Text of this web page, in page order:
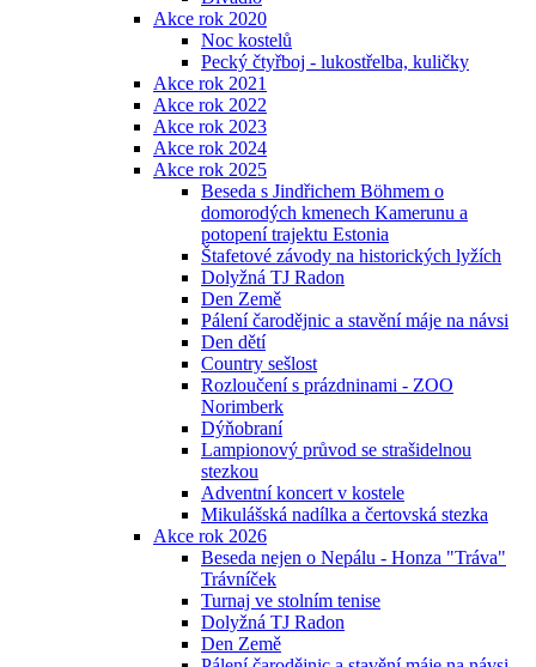
Akce rok 2020
Noc kostelů
Pecký čtyřboj - lukostřelba, kuličky
Akce rok 2021
Akce rok 2022
Akce rok 2023
Akce rok 2024
Akce rok 2025
Beseda s Jindřichem Böhmem o
domorodých kmenech Kamerunu a
potopení trajektu Estonia
Štafetové závody na historických lyžích
Dolyžná TJ Radon
Den Země
Pálení čarodějnic a stavění máje na návsi
Den dětí
Country sešlost
Rozloučení s prázdninami - ZOO
Norimberk
Dýňobraní
Lampionový průvod se strašidelnou
stezkou
Adventní koncert v kostele
Mikulášská nadílka a čertovská stezka
Akce rok 2026
Beseda nejen o Nepálu - Honza "Tráva"
Trávníček
Turnaj ve stolním tenise
Dolyžná TJ Radon
Den Země